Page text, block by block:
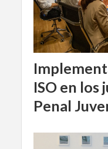
ISO en los
Penal